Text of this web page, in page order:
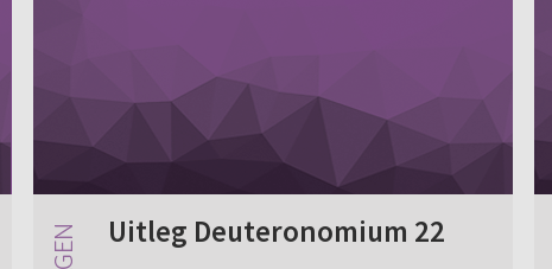
Uitleg Deuteronomium 22